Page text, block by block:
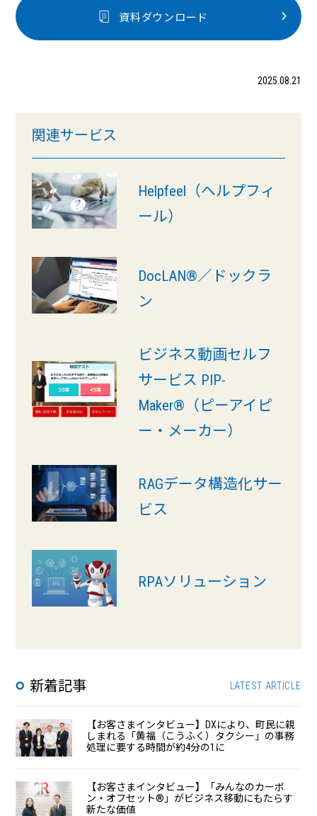
資料ダウンロード
2025.08.21
関連サービス
Helpfeel（ヘルプフィ
ール）
DocLAN®︎／ドックラ
ン
ビジネス動画セルフ
サービス PIP-
Maker®（ピーアイピ
ー・メーカー）
RAGデータ構造化サー
ビス
RPAソリューション
新着記事 LATEST ARTICLE
【お客さまインタビュー】DXにより、町民に親
しまれる「黄福（こうふく）タクシー」の事務
処理に要する時間が約4分の1に
【お客さまインタビュー】「みんなのカーボ
ン・オフセット®」がビジネス移動にもたらす
新たな価値